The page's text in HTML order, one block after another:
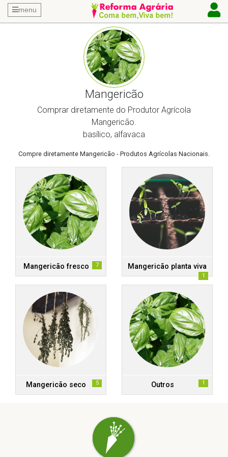
menu
Mangericão
Comprar diretamente do Produtor Agrícola
Mangericão.
basílico, alfavaca
Compre diretamente Mangericão - Produtos Agrícolas Nacionais.
Mangericão fresco 7 Mangericão planta viva
1
Mangericão seco 5 Outros 1